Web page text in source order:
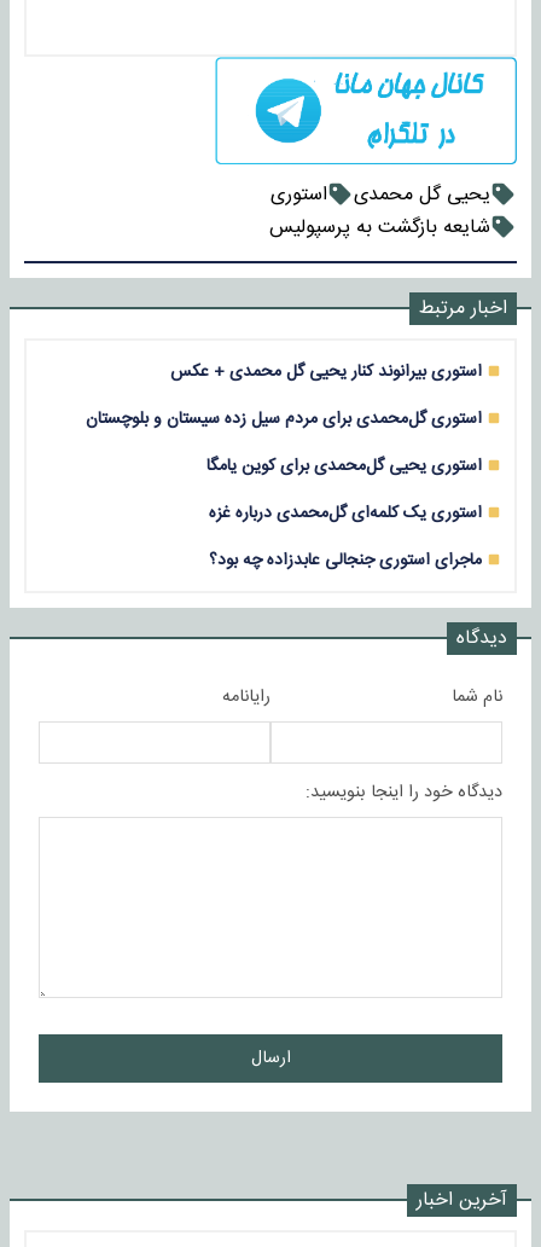
یحیی گل محمدی
استوری
شایعه بازگشت به پرسپولیس
اخبار مرتبط
استوری بیرانوند کنار یحیی گل محمدی + عکس
استوری گل‌محمدی برای مردم سیل زده‌ سیستان و بلوچستان
استوری یحیی گل‌محمدی برای کوین یامگا
استوری یک کلمه‌ای گل‌محمدی درباره غزه
ماجرای استوری جنجالی عابدزاده چه بود؟
دیدگاه
نام شما رایانامه
دیدگاه خود را اینجا بنویسید:
ارسال
آخرین اخبار